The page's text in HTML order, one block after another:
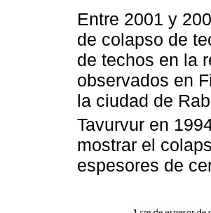
Entre 2001 y
de colapso de
de techos en la
observados en
la ciudad de
Tavurvur en
mostrar el
espesores de